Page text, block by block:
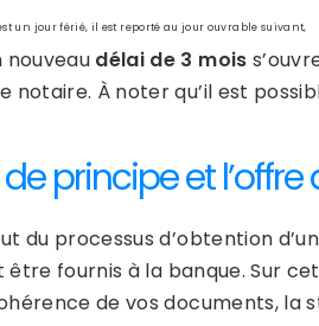
un jour férié, il est reporté au jour ouvrable suivant,
nouveau délai de 3 mois
À noter qu’il est
principe et l’offre
du processus d’obtention
fournis à la banque. Sur
de vos documents, la